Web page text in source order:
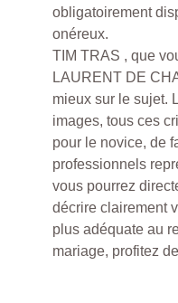
obligatoirement
onéreux.
TIM TRAS , que
LAURENT DE
mieux sur le sujet.
images, tous ces
pour le novice, de
professionnels
vous pourrez
décrire clairement
plus adéquate au
mariage, profitez